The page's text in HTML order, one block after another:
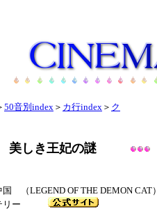
50音別index ＞ カ行index ＞ ク
しき王妃の謎
（LEGEND OF THE DEMON CAT）
テリー